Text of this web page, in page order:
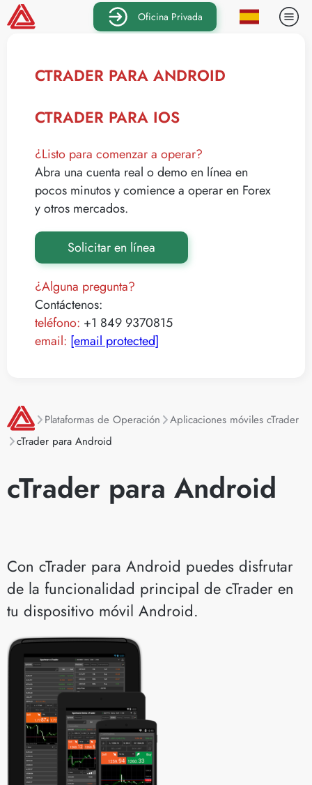
Oficina Privada
CTRADER PARA ANDROID
CTRADER PARA IOS
¿Listo para comenzar a operar?
Abra una cuenta real o demo en línea en
pocos minutos y comience a operar en Forex
y otros mercados.
Solicitar en línea
¿Alguna pregunta?
Contáctenos:
teléfono: +1 849 9370815
email: [email protected]
Plataformas de Operación
Aplicaciones móviles cTrader
cTrader para Android
cTrader para Android
Con cTrader para Android puedes disfrutar
de la funcionalidad principal de cTrader en
tu dispositivo móvil Android.